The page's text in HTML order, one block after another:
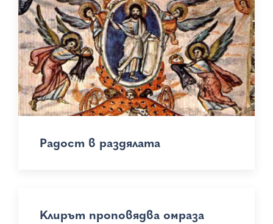
Радост в раздялата
Клирът проповядва омраза